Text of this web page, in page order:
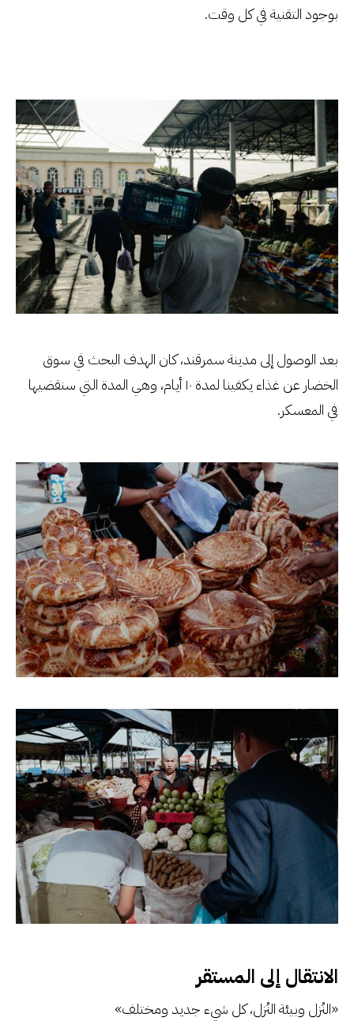
بوجود التقنية في كل وقت.
بعد الوصول إلى مدينة سمرقند، كان الهدف البحث في سوق
الخضار عن غذاء يكفينا لمدة ١٠ أيام، وهي المدة التي سنقضيها
في المعسكر.
الانتقال إلى المستقر
«النُزل وبيئة النُزل، كل شيء جديد ومختلف»